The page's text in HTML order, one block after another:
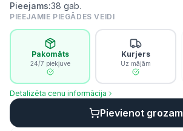
Pieejams:38 gab.
PIEEJAMIE PIEGĀDES VEIDI
Pakomāts
24/7 piekļuve
Kurjers
Uz mājām
Detalizēta cenu informācija
Pievienot grozam